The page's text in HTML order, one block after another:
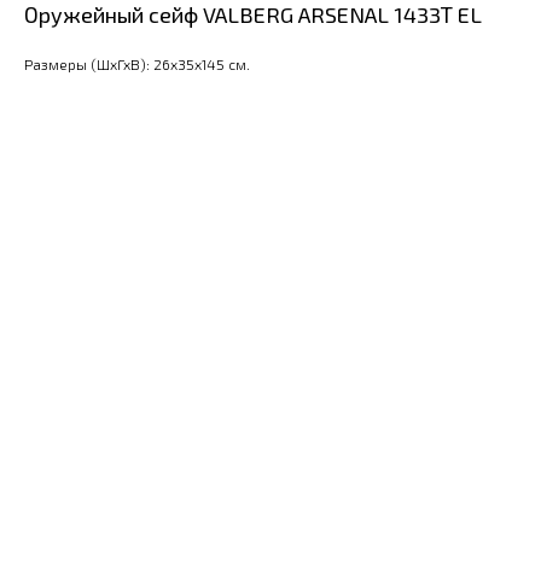
Оружейный сейф VALBERG ARSENAL 1433Т EL
Размеры (ШхГхВ): 26x35x145 см.